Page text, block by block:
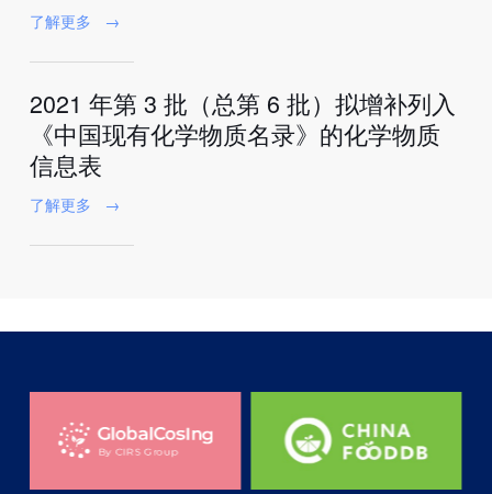
了解更多 →
2021 年第 3 批（总第 6 批）拟增补列入
《中国现有化学物质名录》的化学物质
信息表
了解更多 →